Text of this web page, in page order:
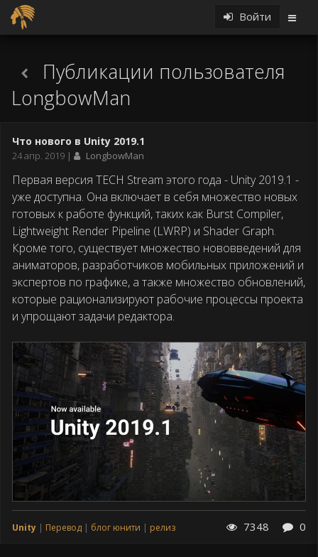
Войти
Публикации пользователя
LongbowMan
Что нового в Unity 2019.1
Дата
24 апр. 2019 LongbowMan
Первая версия TECH Stream этого года - Unity 2019.1 -
уже доступна. Она включает в себя множество новых
готовых к работе функций, таких как Burst Compiler,
Lightweight Render Pipeline (LWRP) и Shader Graph.
Кроме того, существует множество нововведений для
аниматоров, разработчиков мобильных приложений и
экспертов по графике, а также множество обновлений,
которые рационализируют рабочие процессы проекта
и упрощают задачи редактора.
Unity Перевод блог юнити релиз 7348 0